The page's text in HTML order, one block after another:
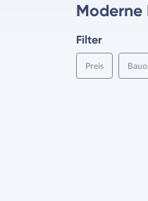
Moderne
Filter
Preis